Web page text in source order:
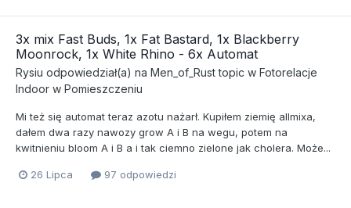
3x mix Fast Buds, 1x Fat Bastard, 1x Blackberry
Moonrock, 1x White Rhino - 6x Automat
Rysiu odpowiedział(a) na Men_of_Rusttopic w Fotorelacje
Indoor w Pomieszczeniu
Mi też się automat teraz azotu nażarł. Kupiłem ziemię allmixa,
dałem dwa razy nawozy grow A i B na wegu, potem na
kwitnieniu bloom A i B a i tak ciemno zielone jak cholera. Może...
26 Lipca 97 odpowiedzi